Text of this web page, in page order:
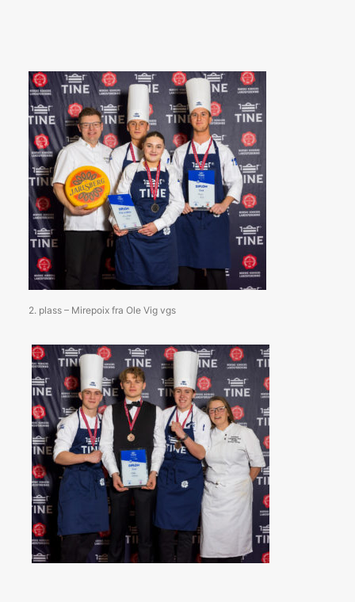
2. plass – Mirepoix fra Ole Vig vgs